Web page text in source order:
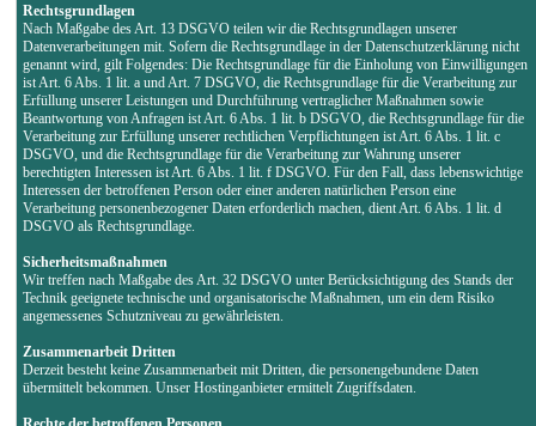
Rechtsgrundlagen
Nach Maßgabe des Art. 13 DSGVO teilen wir die Rechtsgrundlagen unserer
Datenverarbeitungen mit. Sofern die Rechtsgrundlage in der Datenschutzerklärung nicht
genannt wird, gilt Folgendes: Die Rechtsgrundlage für die Einholung von Einwilligungen
ist Art. 6 Abs. 1 lit. a und Art. 7 DSGVO, die Rechtsgrundlage für die Verarbeitung zur
Erfüllung unserer Leistungen und Durchführung vertraglicher Maßnahmen sowie
Beantwortung von Anfragen ist Art. 6 Abs. 1 lit. b DSGVO, die Rechtsgrundlage für die
Verarbeitung zur Erfüllung unserer rechtlichen Verpflichtungen ist Art. 6 Abs. 1 lit. c
DSGVO, und die Rechtsgrundlage für die Verarbeitung zur Wahrung unserer
berechtigten Interessen ist Art. 6 Abs. 1 lit. f DSGVO. Für den Fall, dass lebenswichtige
Interessen der betroffenen Person oder einer anderen natürlichen Person eine
Verarbeitung personenbezogener Daten erforderlich machen, dient Art. 6 Abs. 1 lit. d
DSGVO als Rechtsgrundlage.
Sicherheitsmaßnahmen
Wir treffen nach Maßgabe des Art. 32 DSGVO unter Berücksichtigung des Stands der
Technik geeignete technische und organisatorische Maßnahmen, um ein dem Risiko
angemessenes Schutzniveau zu gewährleisten.
Zusammenarbeit Dritten
Derzeit besteht keine Zusammenarbeit mit Dritten, die personengebundene Daten
übermittelt bekommen. Unser Hostinganbieter ermittelt Zugriffsdaten.